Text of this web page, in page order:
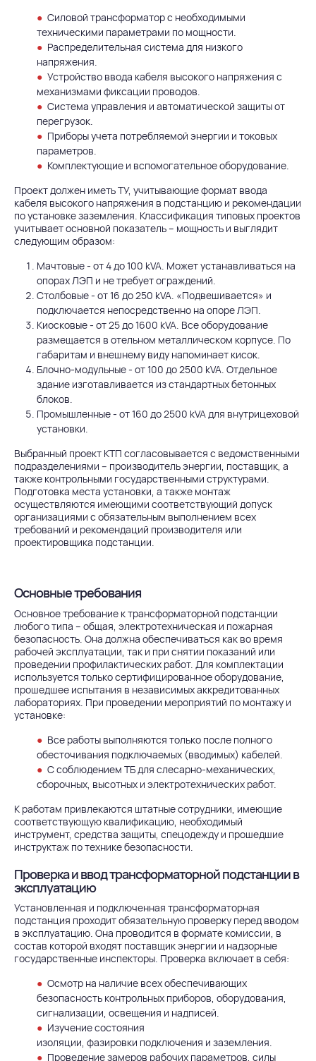
Силовой трансформатор с необходимыми
техническими параметрами по мощности.
Распределительная система для низкого
напряжения.
Устройство ввода кабеля высокого напряжения с
механизмами фиксации проводов.
Система управления и автоматической защиты от
перегрузок.
Приборы учета потребляемой энергии и токовых
параметров.
Комплектующие и вспомогательное оборудование.
Проект должен иметь ТУ, учитывающие формат ввода
кабеля высокого напряжения в подстанцию и рекомендации
по установке заземления. Классификация типовых проектов
учитывает основной показатель – мощность и выглядит
следующим образом:
Мачтовые- от 4 до 100 kVA. Может устанавливаться на
опорах ЛЭП и не требует ограждений.
Столбовые- от 16 до 250 kVA. «Подвешивается» и
подключается непосредственно на опоре ЛЭП.
Киосковые- от 25 до 1600 kVA. Все оборудование
размещается в отельном металлическом корпусе. По
габаритам и внешнему виду напоминает кисок.
Блочно-модульные - от 100 до 2500 kVA. Отдельное
здание изготавливается из стандартных бетонных
блоков.
Промышленные - от 160 до 2500 kVA для внутрицеховой
установки.
Выбранный проект КТП согласовывается с ведомственными
подразделениями – производитель энергии, поставщик, а
также контрольными государственными структурами.
Подготовка места установки, а также монтаж
осуществляются имеющими соответствующий допуск
организациями с обязательным выполнением всех
требований и рекомендаций производителя или
проектировщика подстанции.
Основные требования
Основное требование ктрансформаторной подстанции
любого типа – общая, электротехническая и пожарная
безопасность. Она должна обеспечиваться как во время
рабочей эксплуатации, так и при снятии показаний или
проведении профилактических работ. Для комплектации
используется только сертифицированное оборудование,
прошедшее испытания в независимых аккредитованных
лабораториях. При проведении мероприятий по монтажу и
установке:
Все работы выполняются только после полного
обесточивания подключаемых (вводимых) кабелей.
С соблюдением ТБ для слесарно-механических,
сборочных, высотных и электротехнических работ.
К работам привлекаются штатные сотрудники, имеющие
соответствующую квалификацию, необходимый
инструмент, средства защиты, спецодежду и прошедшие
инструктаж по технике безопасности.
Проверка и ввод трансформаторной подстанции в
эксплуатацию
Установленная и подключенная трансформаторная
подстанция проходит обязательную проверку перед вводом
в эксплуатацию. Она проводится в формате комиссии, в
состав которой входят поставщик энергии и надзорные
государственные инспекторы. Проверка включает в себя:
Осмотр на наличие всех обеспечивающих
безопасность контрольных приборов, оборудования,
сигнализации, освещения и надписей.
Изучение состояния
изоляции, фазировки подключения и заземления.
Проведение замеров рабочих параметров, силы